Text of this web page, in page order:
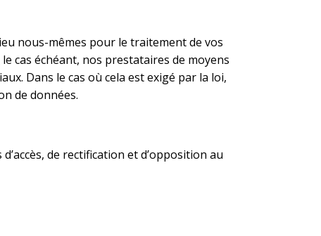
nous-mêmes pour le traitement de vos
cas échéant, nos prestataires de moyens
Dans le cas où cela est exigé par la loi,
de données.
de rectification et d’opposition au